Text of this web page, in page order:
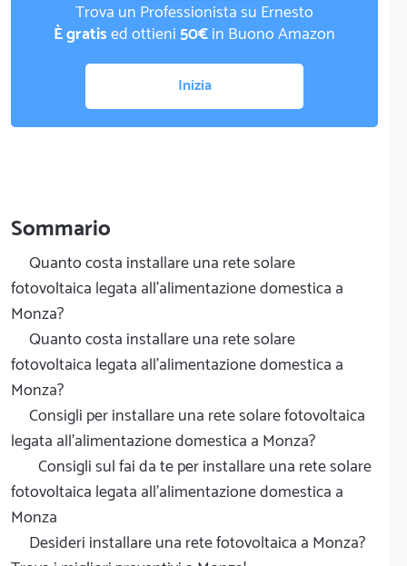
Trova un Professionista su Ernesto
È gratised ottieni50€in Buono Amazon
Inizia
Sommario
Quanto costa installare una rete solare
fotovoltaica legata all'alimentazione domestica a
Monza?
Quanto costa installare una rete solare
fotovoltaica legata all'alimentazione domestica a
Monza?
Consigli per installare una rete solare fotovoltaica
legata all'alimentazione domestica a Monza?
Consigli sul fai da te per installare una rete solare
fotovoltaica legata all'alimentazione domestica a
Monza
Desideri installare una rete fotovoltaica a Monza?